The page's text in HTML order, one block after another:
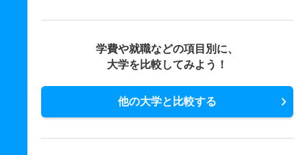
学費や就職などの項目別に、
大学を比較してみよう！
他の大学と比較する